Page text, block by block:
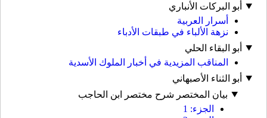
أبو البركات الأنباري
أسرار العربية
نزهة الألباء في طبقات الأدباء
أبو البقاء الحلي
المناقب المزيدية في أخبار الملوك الأسدية
أبو الثناء الأصبهاني
بيان المختصر شرح مختصر ابن الحاجب
الجزء: 1